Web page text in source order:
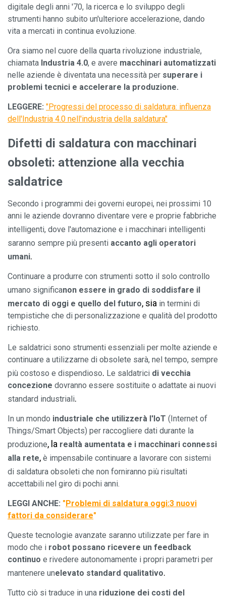
digitale degli anni '70, la ricerca e lo sviluppo degli
strumenti hanno subito un'ulteriore accelerazione, dando
vita a mercati in continua evoluzione.
Ora siamo nel cuore della quarta rivoluzione industriale,
chiamata Industria 4.0, e avere macchinari automatizzati
nelle aziende è diventata una necessità per superare i
problemi tecnici e accelerare la produzione.
LEGGERE: "Progressi del processo di saldatura: influenza
dell'Industria 4.0 nell'industria della saldatura"
Difetti di saldatura con macchinari
obsoleti: attenzione alla vecchia
saldatrice
Secondo i programmi dei governi europei, nei prossimi 10
anni le aziende dovranno diventare vere e proprie fabbriche
intelligenti, dove l'automazione e i macchinari intelligenti
saranno sempre più presenti accanto agli operatori
umani.
Continuare a produrre con strumenti sotto il solo controllo
umano significanon essere in grado di soddisfare il
mercato di oggi e quello del futuro, sia in termini di
tempistiche che di personalizzazione e qualità del prodotto
richiesto.
Le saldatrici sono strumenti essenziali per molte aziende e
continuare a utilizzarne di obsolete sarà, nel tempo, sempre
più costoso e dispendioso. Le saldatrici di vecchia
concezione dovranno essere sostituite o adattate ai nuovi
standard industriali.
In un mondo industriale che utilizzerà l'IoT (Internet of
Things/Smart Objects) per raccogliere dati durante la
produzione, la realtà aumentata e i macchinari connessi
alla rete, è impensabile continuare a lavorare con sistemi
di saldatura obsoleti che non forniranno più risultati
accettabili nel giro di pochi anni.
LEGGI ANCHE: "Problemi di saldatura oggi:3 nuovi
fattori da considerare"
Queste tecnologie avanzate saranno utilizzate per fare in
modo che i robot possano ricevere un feedback
continuo e rivedere autonomamente i propri parametri per
mantenere unelevato standard qualitativo.
Tutto ciò si traduce in una riduzione dei costi del